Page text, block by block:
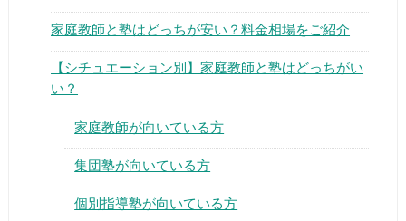
家庭教師と塾はどっちが安い？料金相場をご紹介
【シチュエーション別】家庭教師と塾はどっちがい
い？
家庭教師が向いている方
集団塾が向いている方
個別指導塾が向いている方